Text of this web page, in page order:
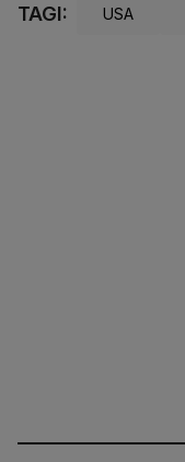
TAGI: USA